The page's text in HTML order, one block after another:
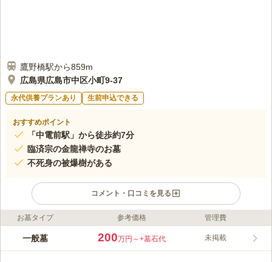
鷹野橋駅から859m
広島県広島市中区小町9-37
永代供養プランあり 生前申込できる
おすすめポイント
「中電前駅」から徒歩約7分
臨済宗の金龍禅寺のお墓
不死身の被爆樹がある
コメント・口コミを見る
ライフドット編集部のコメント
「不死身の被爆樹」を有しているお寺の寺院墓地です。 公共交
お墓タイプ 参考価格 管理費
一般墓 200万円～+墓石代 未掲載